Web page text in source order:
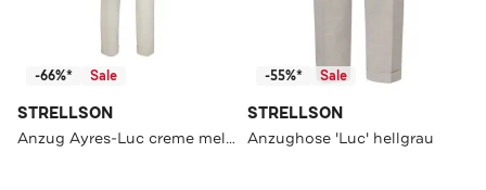
-66%* Sale
STRELLSON
Anzug Ayres-Luc creme meliert Slim Fit
-55%* Sale
STRELLSON
Anzughose 'Luc' hellgrau